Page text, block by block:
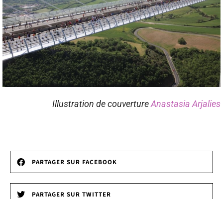
Illustration de couvertureAnastasia Arjalies
PARTAGER SUR FACEBOOK
PARTAGER SUR TWITTER